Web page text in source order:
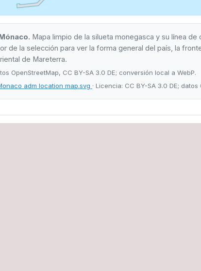
Mapa limpio de la silueta monegasca y su línea
de la selección para ver la forma general del país, la
de Mareterra.
OpenStreetMap, CC BY-SA 3.0 DE; conversión local a WebP.
adm location map.svg · Licencia: CC BY-SA 3.0 DE;